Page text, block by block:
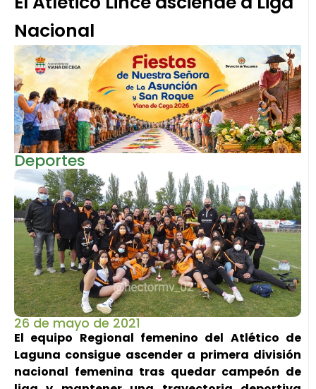
Nacional
Deportes
26 de mayo de 2021
El equipo Regional femenino del Atlético de
Laguna consigue ascender a primera división
nacional femenina tras quedar campeón de